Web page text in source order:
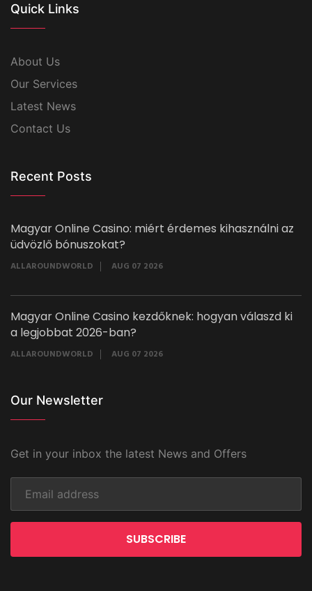
Quick Links
About Us
Our Services
Latest News
Contact Us
Recent Posts
Magyar Online Casino: miért érdemes kihasználni az
üdvözlő bónuszokat?
ALLAROUNDWORLD AUG 07 2026
Magyar Online Casino kezdőknek: hogyan válaszd ki
a legjobbat 2026-ban?
ALLAROUNDWORLD AUG 07 2026
Our Newsletter
Get in your inbox the latest News and Offers
SUBSCRIBE